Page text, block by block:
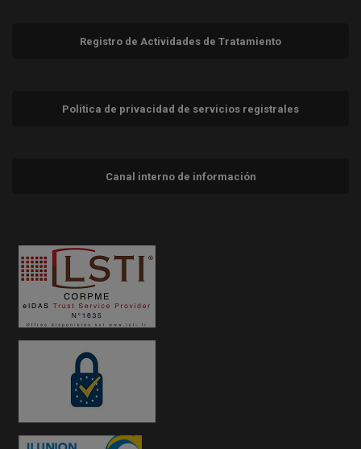
Registro de Actividades de Tratamiento
Política de privacidad de servicios registrales
Canal interno de información